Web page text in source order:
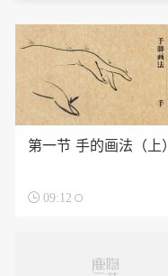
第一节 手的画法（上）
 09:12